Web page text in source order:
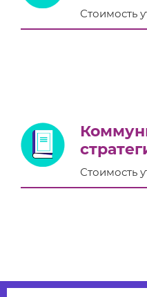
Стоимость
Стоимость